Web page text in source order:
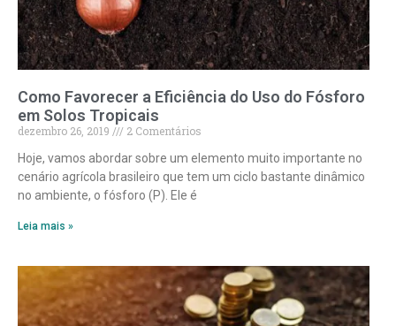
Como Favorecer a Eficiência do Uso do Fósforo
em Solos Tropicais
dezembro 26, 2019
2 Comentários
Hoje, vamos abordar sobre um elemento muito importante no
cenário agrícola brasileiro que tem um ciclo bastante dinâmico
no ambiente, o fósforo (P). Ele é
Leia mais »